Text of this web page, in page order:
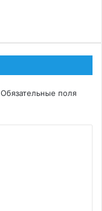
Обязательные поля